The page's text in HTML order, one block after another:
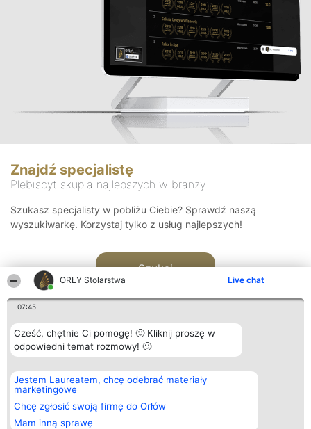
ORŁY Stolarstwa Live chat
07:45
Cześć, chętnie Ci pomogę! 🙂 Kliknij proszę w
odpowiedni temat rozmowy! 🙂
Jestem Laureatem, chcę odebrać materiały
marketingowe
Chcę zgłosić swoją firmę do Orłów
Mam inną sprawę
Znajdź specjalistę
Plebiscyt skupia najlepszych w branży
Szukasz specjalisty w pobliżu Ciebie? Sprawdź naszą
wyszukiwarkę. Korzystaj tylko z usług najlepszych!
Szukaj
Organizator plebiscytu
Bright Side Solutions sp. z o.
o. sp. k.
ul. Ruska 22
Wrocław 50-079
KRS 0000749100 | Regon
Plebiscyt
Laureaci
wszystkich
Laureatów
Kontakt
Kontakt